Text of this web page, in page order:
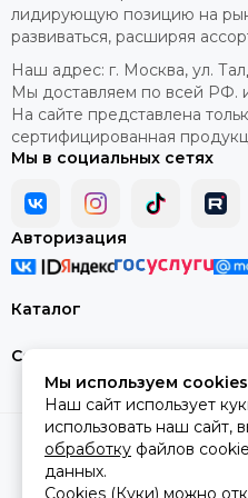
космическими
ожидания: специальные
скафандры, эффективно
испарения! Благодаря
технологий, изысканному
аналогов, и талантливому
элитная марка Pierre
Широкий ассортимент
Интернет-магазин Montale-
предоставляет всем
Mancera по самым
благодаря нашему прямому
производителем. Более
качественными
женщин, среди которых
подходящие духи.
Каталог
Сервис и помощь
лидирующую позицию на
развиваться, расширяя
Наш адрес: г. Москва, ул.
Мы доставляем по всей РФ.
На сайте представлена
сертифицированная
Мы в социальных сетях
Авторизация
2026 © montale-
Сделано в
Мы используем
Наш сайт использует
использовать наш сайт,
обработку файлов
данных.
Cookies (Куки) можно